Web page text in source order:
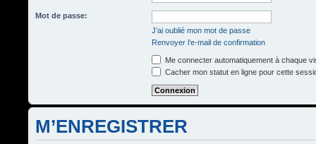
Mot de passe:
J’ai oublié mon mot de passe
Renvoyer l’e-mail de confirmation
Me connecter automatiquement à chaque
Cacher mon statut en ligne pour cette
M’ENREGISTRER